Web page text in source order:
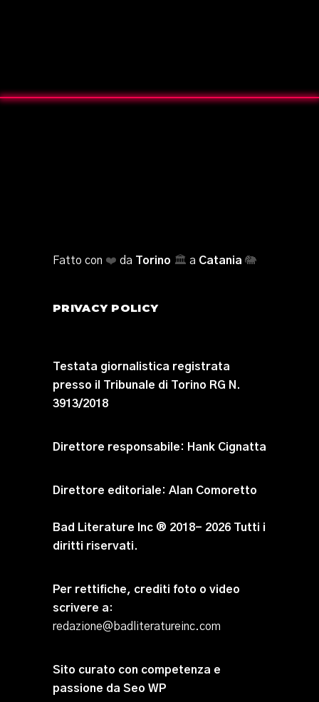
Fatto con ❤️ da Torino 🏛️ a Catania 🐘
PRIVACY POLICY
Testata giornalistica registrata
presso il Tribunale di Torino RG N.
3913/2018
Direttore responsabile: Hank Cignatta
Direttore editoriale: Alan Comoretto
Bad Literature Inc ® 2018- 2026 Tutti i
diritti riservati.
Per rettifiche, crediti foto o video
scrivere a:
redazione@badliteratureinc.com
Sito curato con competenza e
passione da Seo WP